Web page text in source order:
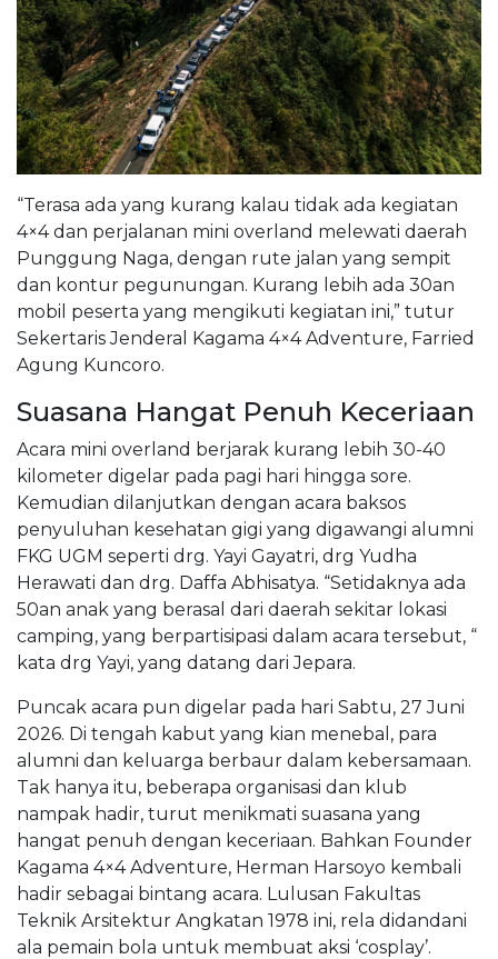
“Terasa ada yang kurang kalau tidak ada kegiatan
4×4 dan perjalanan mini overland melewati daerah
Punggung Naga, dengan rute jalan yang sempit
dan kontur pegunungan. Kurang lebih ada 30an
mobil peserta yang mengikuti kegiatan ini,” tutur
Sekertaris Jenderal Kagama 4×4 Adventure, Farried
Agung Kuncoro.
Suasana Hangat Penuh Keceriaan
Acara mini overland berjarak kurang lebih 30-40
kilometer digelar pada pagi hari hingga sore.
Kemudian dilanjutkan dengan acara baksos
penyuluhan kesehatan gigi yang digawangi alumni
FKG UGM seperti drg. Yayi Gayatri, drg Yudha
Herawati dan drg. Daffa Abhisatya. “Setidaknya ada
50an anak yang berasal dari daerah sekitar lokasi
camping, yang berpartisipasi dalam acara tersebut, “
kata drg Yayi, yang datang dari Jepara.
Puncak acara pun digelar pada hari Sabtu, 27 Juni
2026. Di tengah kabut yang kian menebal, para
alumni dan keluarga berbaur dalam kebersamaan.
Tak hanya itu, beberapa organisasi dan klub
nampak hadir, turut menikmati suasana yang
hangat penuh dengan keceriaan. Bahkan Founder
Kagama 4×4 Adventure, Herman Harsoyo kembali
hadir sebagai bintang acara. Lulusan Fakultas
Teknik Arsitektur Angkatan 1978 ini, rela didandani
ala pemain bola untuk membuat aksi ‘cosplay’.